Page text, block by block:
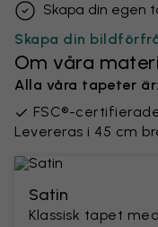
Skapa din egen
Skapa din
Om våra
Alla våra tapeter är:
FSC®-
Levereras i 45 cm
Satin
Klassisk tapet